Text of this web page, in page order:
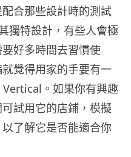
合那些設計時的測試
獨特設計，有些人會極
好多時間去習慣使
覺得用家的手要有一
。如果你有興趣
試用它的店鋪，模擬
了解它是否能適合你